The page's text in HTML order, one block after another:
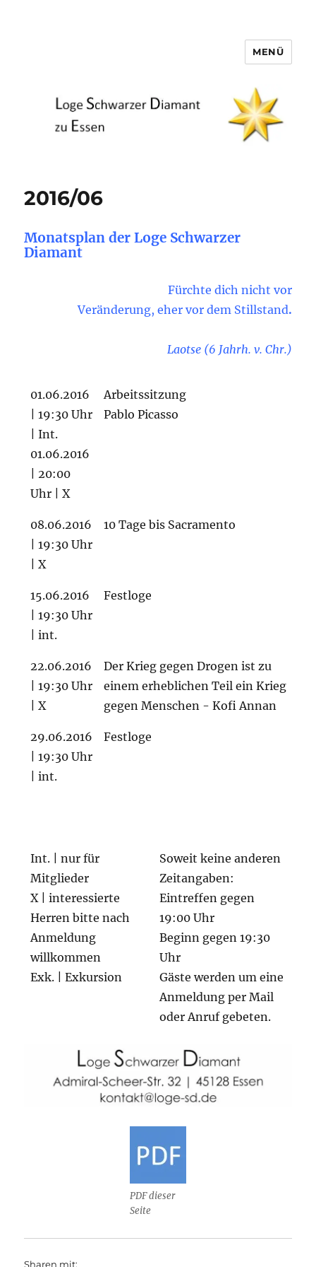
Loge Schwarzer Diamant zu
MENÜ
2016/06
Monatsplan der Loge Schwarzer
Diamant
Fürchte dich nicht vor
Veränderung, eher vor dem Stillstand.
Laotse (6 Jahrh. v. Chr.)
01.06.2016
| 19:30 Uhr
| Int.
01.06.2016
| 20:00
Uhr | X
Arbeitssitzung
Pablo Picasso
08.06.2016
| 19:30 Uhr
| X
10 Tage bis Sacramento
15.06.2016
| 19:30 Uhr
| int.
Festloge
22.06.2016
| 19:30 Uhr
| X
Der Krieg gegen Drogen ist zu
einem erheblichen Teil ein Krieg
gegen Menschen - Kofi Annan
29.06.2016
| 19:30 Uhr
| int.
Festloge
Int. | nur für
Mitglieder
X | interessierte
Herren bitte nach
Anmeldung
willkommen
Exk. | Exkursion
Soweit keine anderen
Zeitangaben:
Eintreffen gegen
19:00 Uhr
Beginn gegen 19:30
Uhr
Gäste werden um eine
Anmeldung per Mail
oder Anruf gebeten.
PDF dieser
Seite
Sharen mit: